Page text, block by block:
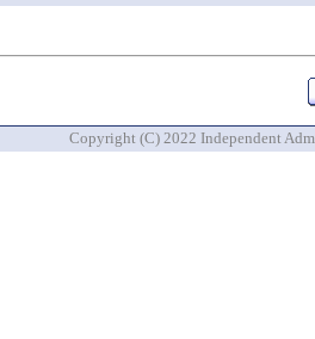
Copyright (C) 2022 Independent